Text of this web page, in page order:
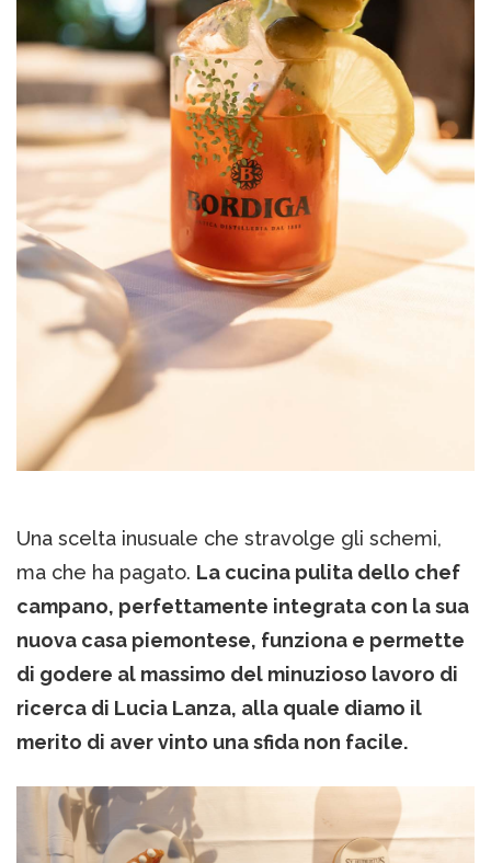
Una scelta inusuale che stravolge gli schemi,
ma che ha pagato. La cucina pulita dello chef
campano, perfettamente integrata con la sua
nuova casa piemontese, funziona e permette
di godere al massimo del minuzioso lavoro di
ricerca di Lucia Lanza, alla quale diamo il
merito di aver vinto una sfida non facile.